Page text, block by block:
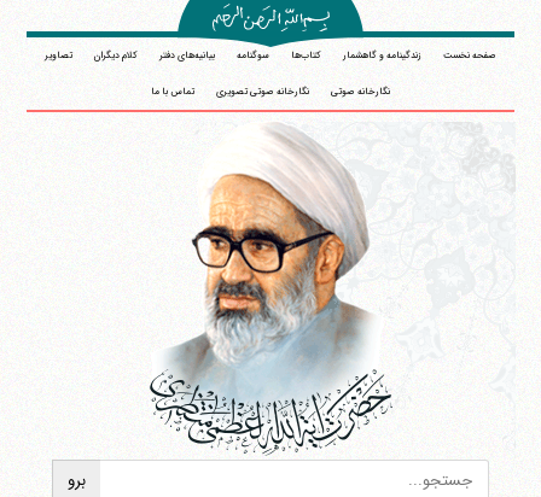
صفحه نخست زندگینامه و گاهشمار کتاب‌ها سوگنامه بیانیه‌های دفتر کلام دیگران تصاویر
نگارخانه صوتی نگارخانه صوتی تصویری تماس با ما